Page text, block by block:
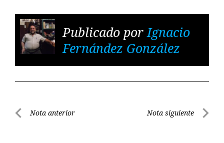
Publicado porIgnacio
Fernández González
Navegación
Nota anterior Nota siguiente